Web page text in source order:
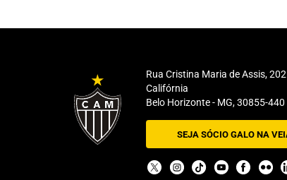
Rua Cristina Maria de Assis,
Califórnia
Belo Horizonte - MG, 30855-440
SEJA SÓCIO GALO NA